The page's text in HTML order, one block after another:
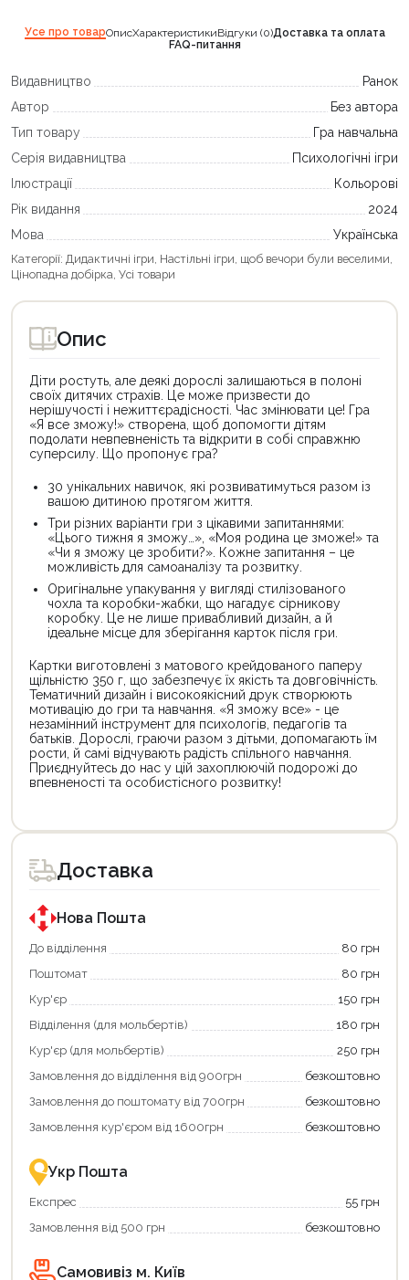
Усе про товарОписХарактеристикиВідгуки (0)Доставка та оплата
FAQ-питання
Видавництво
Ранок
Автор
Без автора
Тип товару
Гра навчальна
Серія видавництва
Психологічні ігри
Ілюстрації
Кольорові
Рік видання
2024
Мова
Українська
Категорії: Дидактичні ігри, Настільні ігри, щоб вечори були веселими,
Цінопадна добірка, Усі товари
Опис
Діти ростуть, але деякі дорослі залишаються в полоні
своїх дитячих страхів. Це може призвести до
нерішучості і нежиттєрадісності. Час змінювати це! Гра
«Я все зможу!» створена, щоб допомогти дітям
подолати невпевненість та відкрити в собі справжню
суперсилу. Що пропонує гра?
30 унікальних навичок, які розвиватимуться разом із
вашою дитиною протягом життя.
Три різних варіанти гри з цікавими запитаннями:
«Цього тижня я зможу…», «Моя родина це зможе!» та
«Чи я зможу це зробити?». Кожне запитання – це
можливість для самоаналізу та розвитку.
Оригінальне упакування у вигляді стилізованого
чохла та коробки-жабки, що нагадує сірникову
коробку. Це не лише привабливий дизайн, а й
ідеальне місце для зберігання карток після гри.
Картки виготовлені з матового крейдованого паперу
щільністю 350 г, що забезпечує їх якість та довговічність.
Тематичний дизайн і високоякісний друк створюють
мотивацію до гри та навчання. «Я зможу все» - це
незамінний інструмент для психологів, педагогів та
батьків. Дорослі, граючи разом з дітьми, допомагають їм
рости, й самі відчувають радість спільного навчання.
Приєднуйтесь до нас у цій захоплюючій подорожі до
впевненості та особистісного розвитку!
Доставка
Нова Пошта
До відділення
80 грн
Поштомат
80 грн
Кур'єр
150 грн
Відділення (для мольбертів)
180 грн
Кур'єр (для мольбертів)
250 грн
Замовлення до відділення від 900грн
безкоштовно
Замовлення до поштомату від 700грн
безкоштовно
Замовлення кур'єром від 1600грн
безкоштовно
Укр Пошта
Експрес
55 грн
Замовлення від 500 грн
безкоштовно
Самовивіз м. Київ